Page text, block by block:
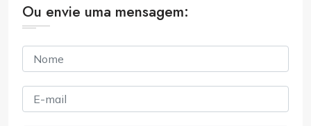
Ou envie uma mensagem: